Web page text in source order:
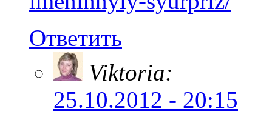
Ответить
Viktoria:
25.10.2012 - 20:15